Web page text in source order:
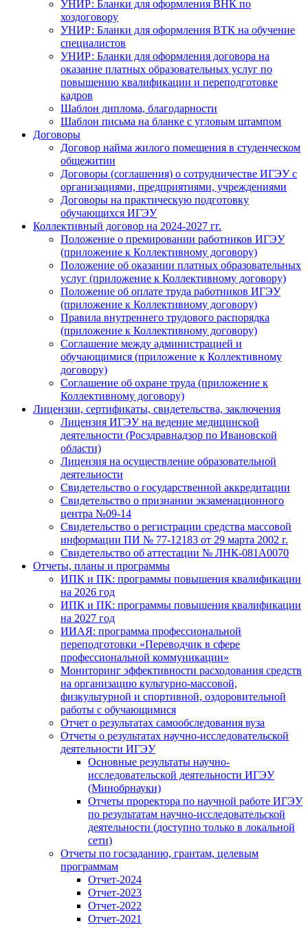
УНИР: Бланки для оформления ВНК по
хоздоговору
УНИР: Бланки для оформления ВТК на обучение
специалистов
УНИР: Бланки для оформления договора на
оказание платных образовательных услуг по
повышению квалификации и переподготовке
кадров
Шаблон диплома, благодарности
Шаблон письма на бланке с угловым штампом
Договоры
Договор найма жилого помещения в студенческом
общежитии
Договоры (соглашения) о сотрудничестве ИГЭУ с
организациями, предприятиями, учреждениями
Договоры на практическую подготовку
обучающихся ИГЭУ
Коллективный договор на 2024-2027 гг.
Положение о премировании работников ИГЭУ
(приложение к Коллективному договору)
Положение об оказании платных образовательных
услуг (приложение к Коллективному договору)
Положение об оплате труда работников ИГЭУ
(приложение к Коллективному договору)
Правила внутреннего трудового распорядка
(приложение к Коллективному договору)
Соглашение между администрацией и
обучающимися (приложение к Коллективному
договору)
Соглашение об охране труда (приложение к
Коллективному договору)
Лицензии, сертификаты, свидетельства, заключения
Лицензия ИГЭУ на ведение медицинской
деятельности (Росздравнадзор по Ивановской
области)
Лицензия на осуществление образовательной
деятельности
Свидетельство о государственной аккредитации
Свидетельство о признании экзаменационного
центра №09-14
Свидетельство о регистрации средства массовой
информации ПИ № 77-12183 от 29 марта 2002 г.
Свидетельство об аттестации № ЛНК-081А0070
Отчеты, планы и программы
ИПК и ПК: программы повышения квалификации
на 2026 год
ИПК и ПК: программы повышения квалификации
на 2027 год
ИИАЯ: программа профессиональной
переподготовки «Переводчик в сфере
профессиональной коммуникации»
Мониторинг эффективности расходования средств
на организацию культурно-массовой,
физкультурной и спортивной, оздоровительной
работы с обучающимися
Отчет о результатах самообследования вуза
Отчеты о результатах научно-исследовательской
деятельности ИГЭУ
Основные результаты научно-
исследовательской деятельности ИГЭУ
(Минобрнауки)
Отчеты проректора по научной работе ИГЭУ
по результатам научно-исследовательской
деятельности (доступно только в локальной
сети)
Отчеты по госзаданию, грантам, целевым
программам
Отчет-2024
Отчет-2023
Отчет-2022
Отчет-2021